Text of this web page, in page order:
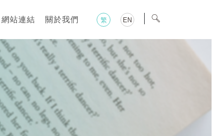
網站連結 關於我們 繁 EN